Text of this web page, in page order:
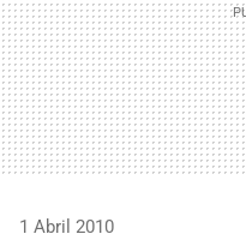
1 Abril 2010